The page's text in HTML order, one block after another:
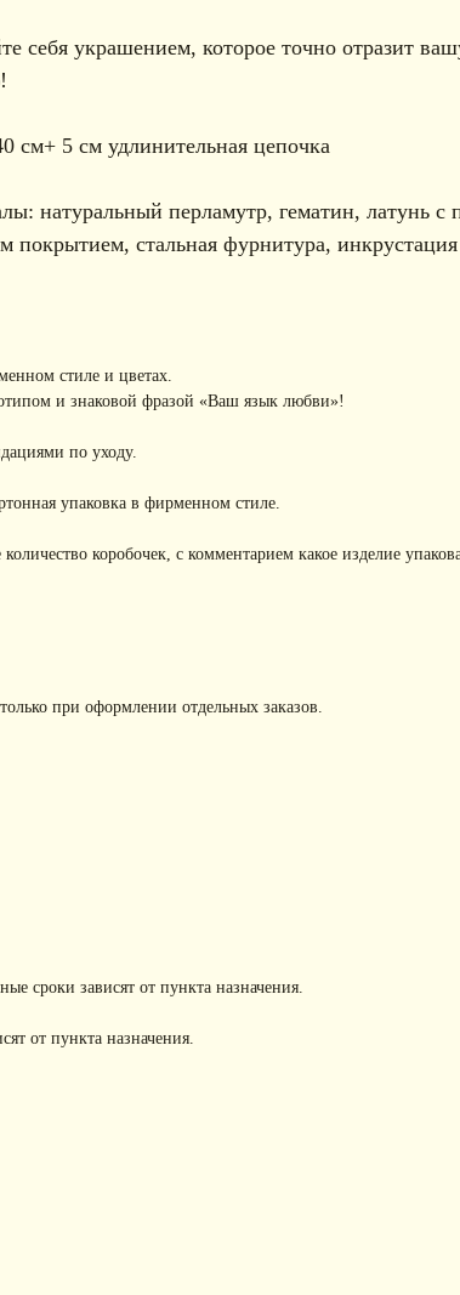
себя украшением, которое точно отразит
см+ 5 см удлинительная цепочка
натуральный перламутр, гематин, латунь с
покрытием, стальная фурнитура,
стиле и цветах.
и знаковой фразой «Ваш язык любви»!
по уходу.
упаковка в фирменном стиле.
коробочек, с комментарием какое изделие
при оформлении отдельных заказов.
сроки зависят от пункта назначения.
от пункта назначения.